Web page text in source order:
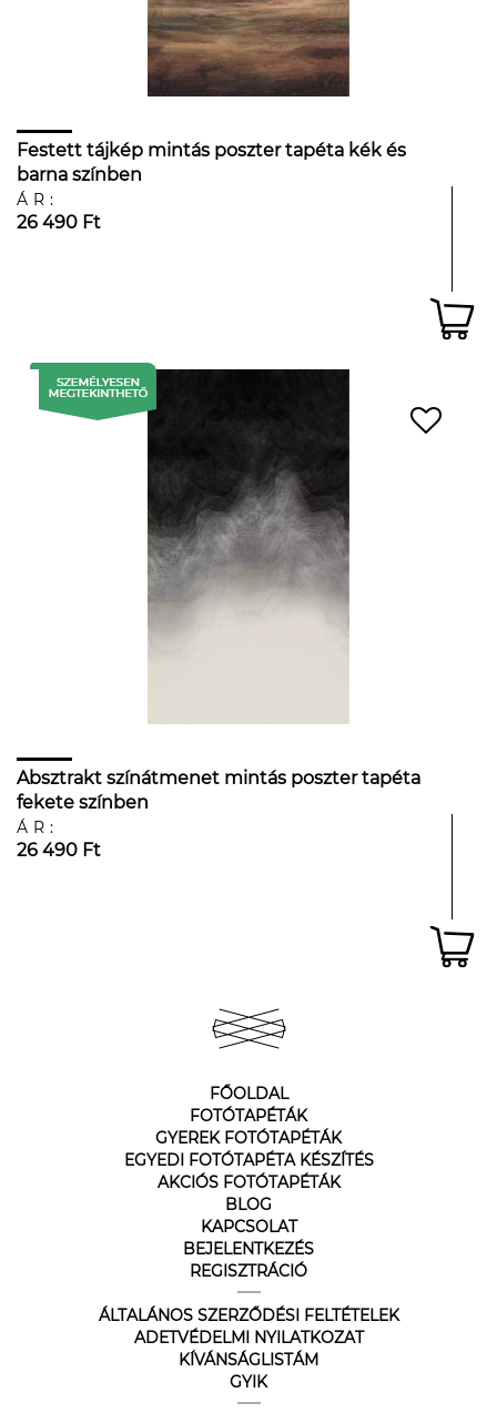
Festett tájkép mintás poszter tapéta kék és
barna színben
ÁR:
26 490 Ft
Absztrakt színátmenet mintás poszter tapéta
fekete színben
ÁR:
26 490 Ft
FŐOLDAL
FOTÓTAPÉTÁK
GYEREK FOTÓTAPÉTÁK
EGYEDI FOTÓTAPÉTA KÉSZÍTÉS
AKCIÓS FOTÓTAPÉTÁK
BLOG
KAPCSOLAT
BEJELENTKEZÉS
REGISZTRÁCIÓ
ÁLTALÁNOS SZERZŐDÉSI FELTÉTELEK
ADETVÉDELMI NYILATKOZAT
KÍVÁNSÁGLISTÁM
GYIK